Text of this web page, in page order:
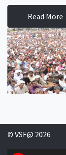
Read More
© VSF@ 2026